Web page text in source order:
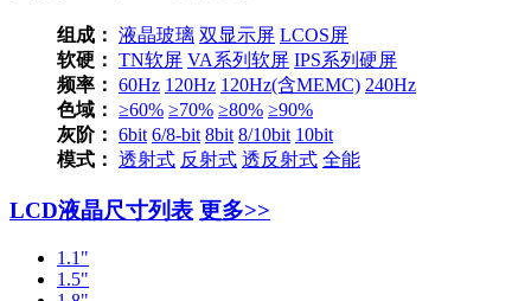
组成： 液晶玻璃 双显示屏 LCOS屏
软硬： TN软屏 VA系列软屏 IPS系列硬屏
频率： 60Hz 120Hz 120Hz(含MEMC) 240Hz
色域： ≥60% ≥70% ≥80% ≥90%
灰阶： 6bit 6/8-bit 8bit 8/10bit 10bit
模式： 透射式 反射式 透反射式 全能
LCD液晶尺寸列表 更多>>
1.1"
1.5"